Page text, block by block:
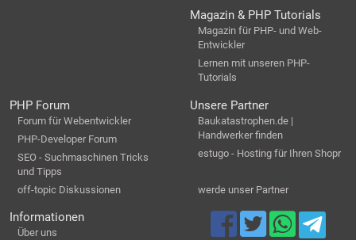
Magazin & PHP Tutorials
Magazin für PHP- und Web-
Entwickler
Lernen mit unseren PHP-
Tutorials
PHP Forum
Forum für Webentwickler
PHP-Developer Forum
SEO - Suchmaschinen Tricks
und Tipps
off-topic Diskussionen
Unsere Partner
Baukatastrophen.de |
Handwerker finden
estugo - Hosting für Ihren Shopr
werde unser Partner
Informationen
Über uns